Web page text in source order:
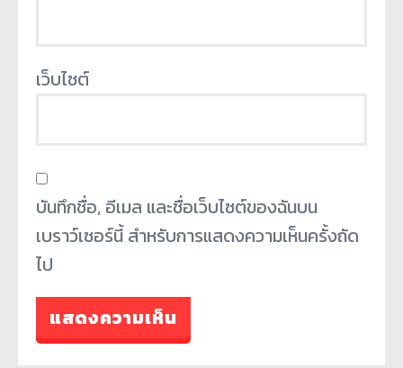
เว็บไซต์
บันทึกชื่อ, อีเมล และชื่อเว็บไซต์ของฉันบน
เบราว์เซอร์นี้ สำหรับการแสดงความเห็นครั้งถัด
ไป